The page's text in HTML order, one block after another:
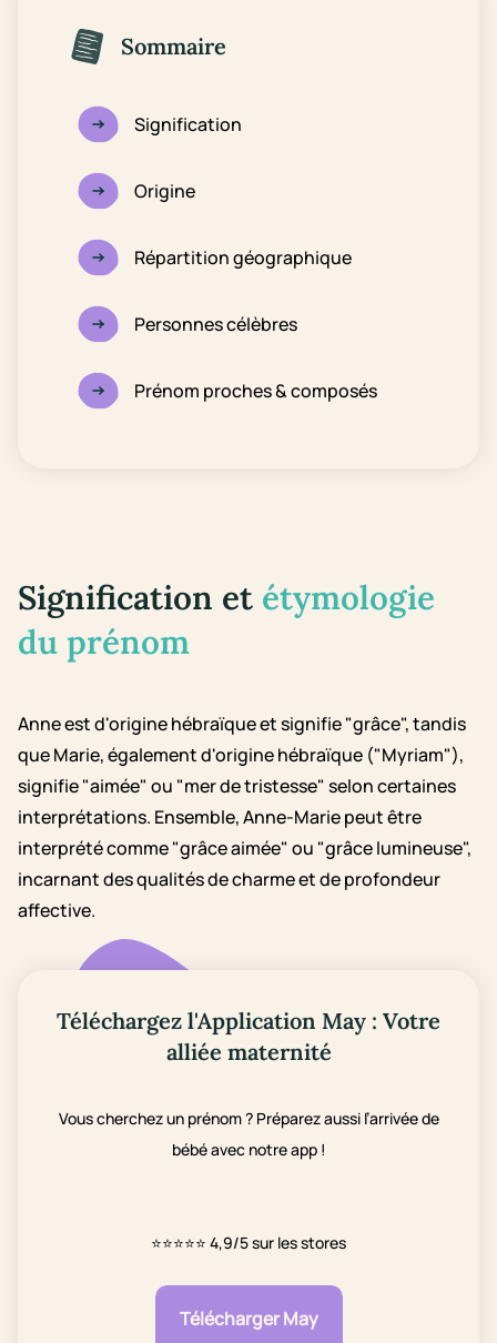
Sommaire
Signification
Origine
Répartition géographique
Personnes célèbres
Prénom proches & composés
Signification et étymologie
du prénom
Anne est d'origine hébraïque et signifie "grâce", tandis
que Marie, également d'origine hébraïque ("Myriam"),
signifie "aimée" ou "mer de tristesse" selon certaines
interprétations. Ensemble, Anne-Marie peut être
interprété comme "grâce aimée" ou "grâce lumineuse",
incarnant des qualités de charme et de profondeur
affective.
Téléchargez l'Application May : Votre
alliée maternité
Vous cherchez un prénom ? Préparez aussi l’arrivée de
bébé avec notre app !
⭐⭐⭐⭐⭐ 4,9/5 sur les stores
Télécharger May